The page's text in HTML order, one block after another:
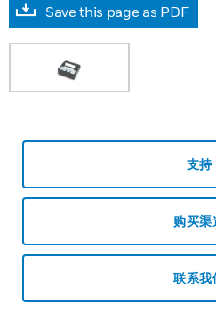
Save this page as PDF
支持
购买渠
联系我